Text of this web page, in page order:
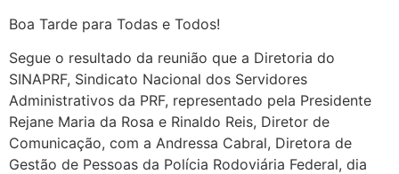
Boa Tarde para Todas e Todos!
Segue o resultado da reunião que a Diretoria do
SINAPRF, Sindicato Nacional dos Servidores
Administrativos da PRF, representado pela Presidente
Rejane Maria da Rosa e Rinaldo Reis, Diretor de
Comunicação, com a Andressa Cabral, Diretora de
Gestão de Pessoas da Polícia Rodoviária Federal, dia